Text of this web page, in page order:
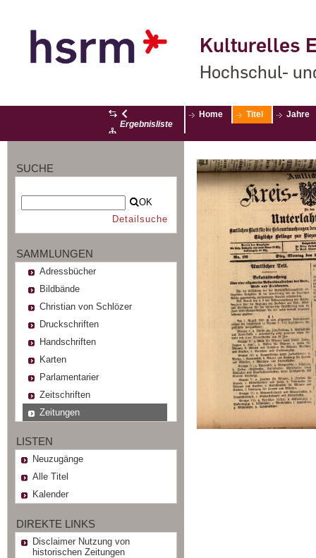
Kulturelles
Hochschul-
Ergebnisliste
Home Titel Jahre
SUCHE
OK
Detailsuche
SAMMLUNGEN
Adressbücher
Bildbände
Christian von Schlözer
Druckschriften
Handschriften
Karten
Parlamentarier
Zeitschriften
Zeitungen
LISTEN
Neuzugänge
Alle Titel
Kalender
DIREKTE LINKS
Disclaimer Nutzung von
historischen Zeitungen